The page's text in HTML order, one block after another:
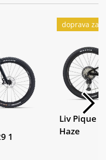
1
doprava
Liv Pique
Haze